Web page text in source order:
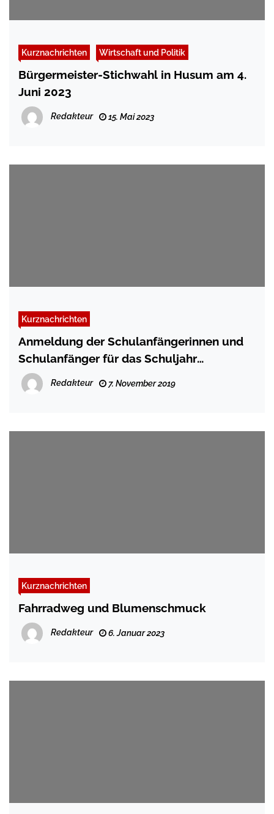
Kurznachrichten Wirtschaft und Politik
Bürgermeister-Stichwahl in Husum am 4.
Juni 2023
Redakteur 15. Mai 2023
Kurznachrichten
Anmeldung der Schulanfängerinnen und
Schulanfänger für das Schuljahr
2020/2021
Redakteur 7. November 2019
Kurznachrichten
Fahrradweg und Blumenschmuck
Redakteur 6. Januar 2023